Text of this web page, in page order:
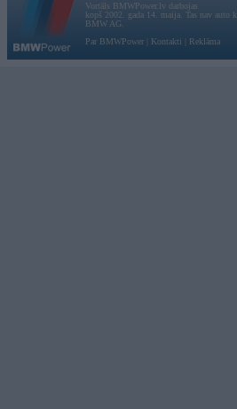
Vortāls BMWPower.lv darbojas
kopš 2002. gada 14. maija. Tas nav auto
BMW AG.
Par BMWPower
Kontakti Reklāma